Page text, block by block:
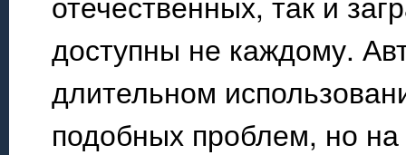
доступны не каждому.
длительном
подобных проблем, но на